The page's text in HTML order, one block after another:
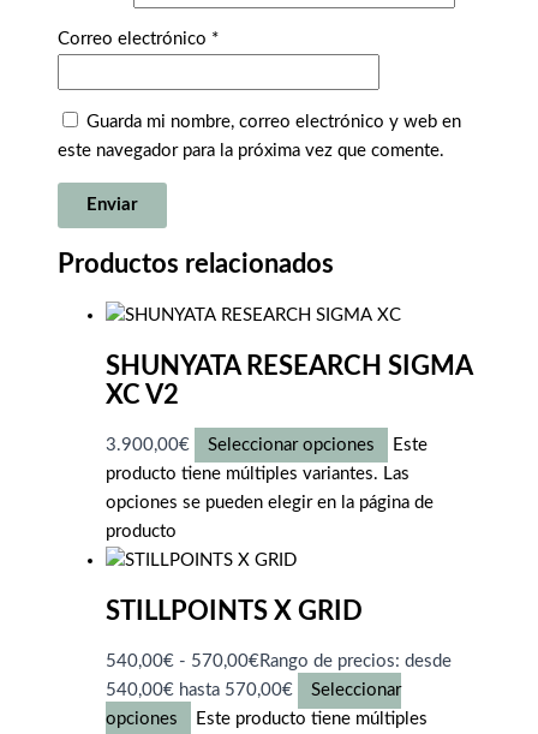
Correo electrónico *
Guarda mi nombre, correo electrónico y web en
este navegador para la próxima vez que comente.
Productos relacionados
SHUNYATA RESEARCH SIGMA
XC V2
3.900,00€ Seleccionar opciones
Este
producto tiene múltiples variantes. Las
opciones se pueden elegir en la página de
producto
STILLPOINTS X GRID
540,00€ - 570,00€Rango de precios: desde
540,00€ hasta 570,00€
Seleccionar
opciones
Este producto tiene múltiples